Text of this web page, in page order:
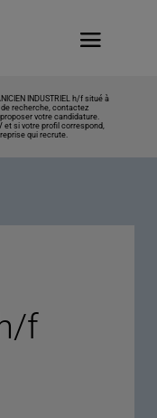
INDUSTRIEL h/f situé à
recherche, contactez
votre candidature.
et si votre profil correspond,
qui recrute.
f